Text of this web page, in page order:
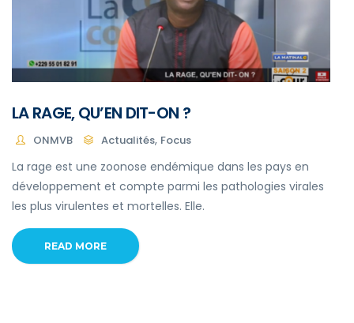
LA RAGE, QU’EN DIT-ON ?
ONMVB Actualités, Focus
La rage est une zoonose endémique dans les pays en
développement et compte parmi les pathologies virales
les plus virulentes et mortelles. Elle.
READ MORE